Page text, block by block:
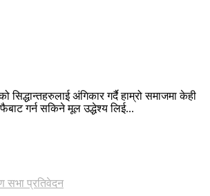
अंगिकार गर्दै हाम्रो समाजमा केही
गर्न सकिने मूल उद्धेश्य लिई...
सभा प्रतिवेदन